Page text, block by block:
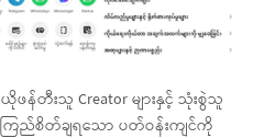
န်တီးသူ Creator များနှင့် သုံးစွဲသူ
ည်စိတ်ချရသော ပတ်ဝန်းကျင်ကို